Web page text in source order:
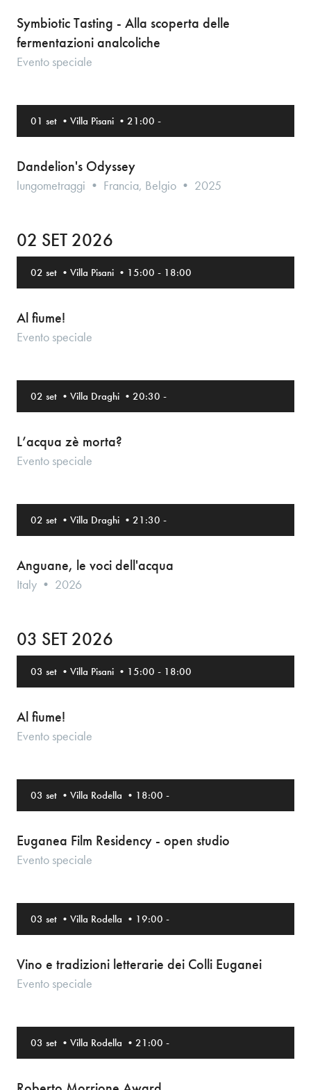
Symbiotic Tasting - Alla scoperta delle
fermentazioni analcoliche
Evento speciale
01 set • Villa Pisani • 21:00 -
Dandelion's Odyssey
lungometraggi • Francia, Belgio • 2025
02 SET 2026
02 set • Villa Pisani • 15:00 - 18:00
Al fiume!
Evento speciale
02 set • Villa Draghi • 20:30 -
L’acqua zè morta?
Evento speciale
02 set • Villa Draghi • 21:30 -
Anguane, le voci dell'acqua
Italy • 2026
03 SET 2026
03 set • Villa Pisani • 15:00 - 18:00
Al fiume!
Evento speciale
03 set • Villa Rodella • 18:00 -
Euganea Film Residency - open studio
Evento speciale
03 set • Villa Rodella • 19:00 -
Vino e tradizioni letterarie dei Colli Euganei
Evento speciale
03 set • Villa Rodella • 21:00 -